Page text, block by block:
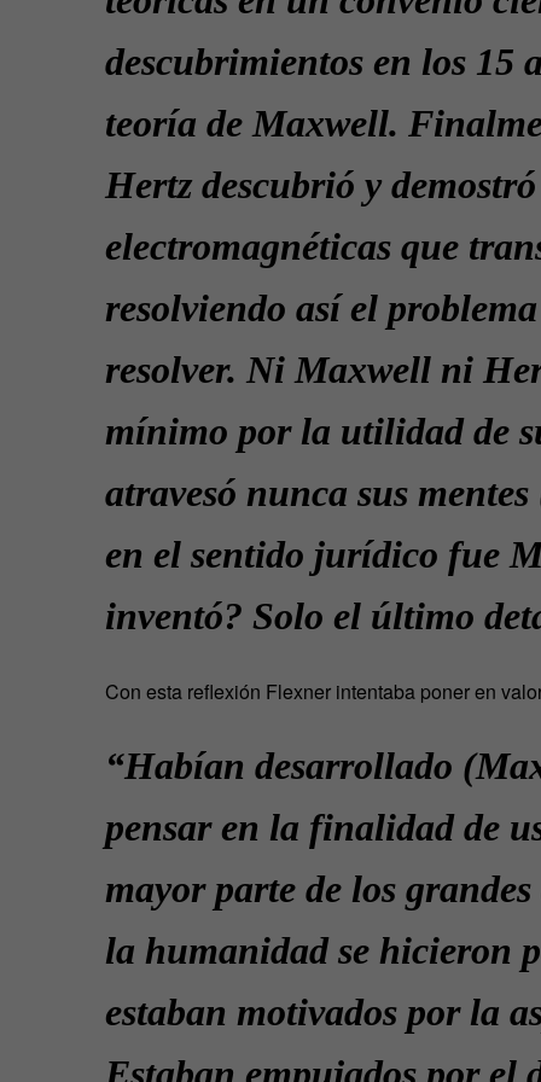
descubrimientos en los 15
teoría de Maxwell.
Hertz descubrió y
electromagnéticas que
resolviendo así el
resolver. Ni Maxwell ni
mínimo por la utilidad de
atravesó nunca sus
en el sentido jurídico fue
inventó? Solo el último
Con esta reflexión Flexner intentaba poner en
“Habían desarrollado
pensar en la finalidad de
mayor parte de los
la humanidad se hicieron
estaban motivados por la
Estaban empujados por el